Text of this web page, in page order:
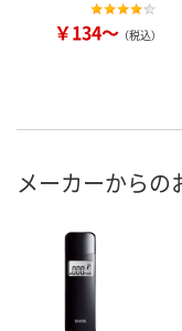
￥134～ （税込）
メーカーからの